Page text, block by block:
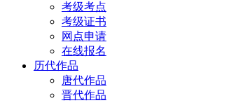
考级考点
考级证书
网点申请
在线报名
历代作品
唐代作品
晋代作品